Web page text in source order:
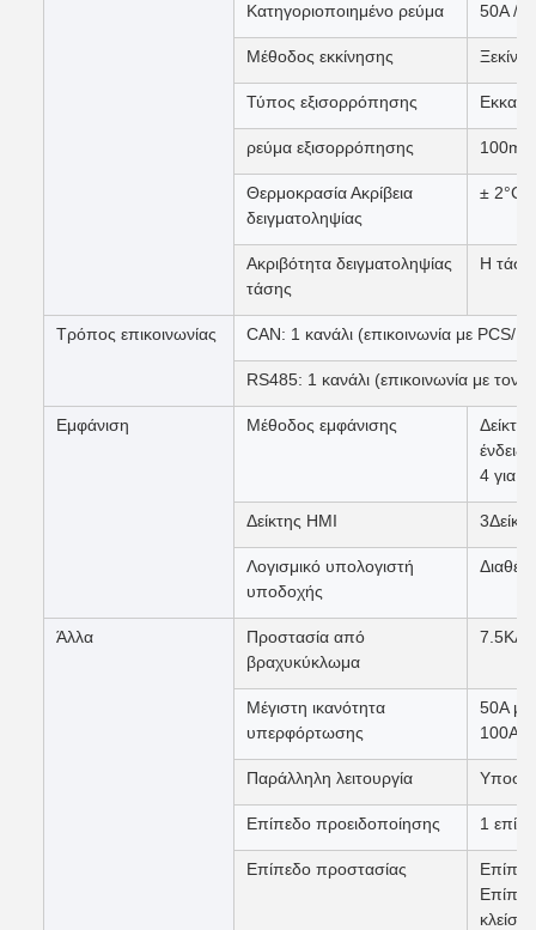
Κατηγοριοποιημένο ρεύμα 50A /
Μέθοδος εκκίνησης
Τύπος εξισορρόπησης
ρεύμα εξισορρόπησης 100mA
Θερμοκρασία Ακρίβεια
δειγματοληψίας
± 2°C
Ακριβότητα δειγματοληψίας
τάσης
Η τάση
Τρόπος επικοινωνίας CAN: 1 κανάλι (επικοινωνία με PCS/
RS485: 1 κανάλι (επικοινωνία με
Εμφάνιση Μέθοδος εμφάνισης
4 για
Δείκτης HMI
Λογισμικό υπολογιστή
υποδοχής
Άλλα
Προστασία από
βραχυκύκλωμα
7.5KA
Μέγιστη ικανότητα
υπερφόρτωσης
50A
100A
Παράλληλη λειτουργία
Επίπεδο προειδοποίησης 1
Επίπεδο προστασίας